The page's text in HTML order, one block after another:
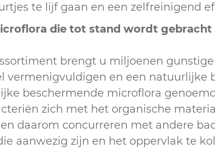
te lijf gaan en een zelfreinigend
die tot stand wordt gebracht
brengt u miljoenen
vermenigvuldigen en een natuurlijke
beschermende microflora
zich met het organische
daarom concurreren met andere
aanwezig zijn en het oppervlak te